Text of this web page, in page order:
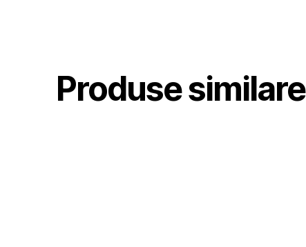
Produse similare